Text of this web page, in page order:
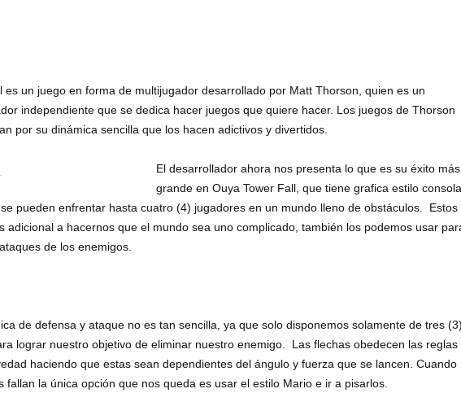
es un juego en forma de multijugador desarrollado por Matt Thorson, quien es un
independiente que se dedica hacer juegos que quiere hacer. Los juegos de Thorson
por su dinámica sencilla que los hacen adictivos y divertidos.
El desarrollador ahora nos presenta lo que es su éxito más
grande en Ouya Tower Fall, que tiene grafica estilo
pueden enfrentar hasta cuatro (4) jugadores en un mundo lleno de obstáculos. Estos
adicional a hacernos que el mundo sea uno complicado, también los podemos usar
de los enemigos.
de defensa y ataque no es tan sencilla, ya que solo disponemos solamente de tres (3)
lograr nuestro objetivo de eliminar nuestro enemigo. Las flechas obedecen las reglas
haciendo que estas sean dependientes del ángulo y fuerza que se lancen. Cuando
fallan la única opción que nos queda es usar el estilo Mario e ir a pisarlos.